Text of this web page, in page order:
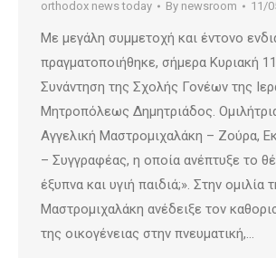
orthodox news today By newsroom 11/
Με μεγάλη συμμετοχή και έντονο
πραγματοποιήθηκε, σήμερα Κυριακή
Συνάντηση της Σχολής Γονέων της
Μητροπόλεως Δημητριάδος.
Αγγελική Μαστρομιχαλάκη – Ζούρα,
– Συγγραφέας, η οποία ανέπτυξε το
έξυπνα και υγιή παιδιά;». Στην ομιλία
Μαστρομιχαλάκη ανέδειξε τον
της οικογένειας στην πνευματική,…